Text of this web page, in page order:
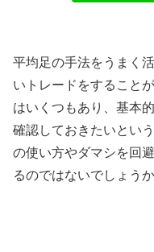
平均足の手法をうまく
いトレードをすること
はいくつもあり、基本
確認しておきたいとい
の使い方やダマシを回
るのではないでしょう